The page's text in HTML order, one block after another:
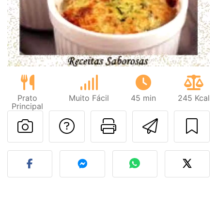
Prato
Principal
Muito Fácil 45 min 245 Kcal
Imprima
Falar com o autor
Fez esta receita?